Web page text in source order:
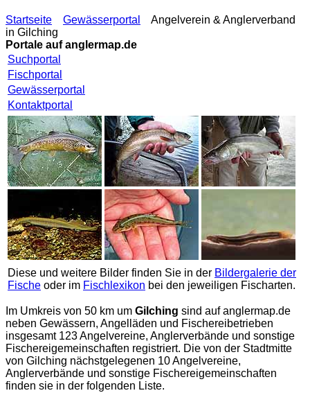
Startseite Gewässerportal
Angelverein & Anglerverband
in Gilching
Portale aufanglermap.de
Suchportal
Fischportal
Gewässerportal
Kontaktportal
Diese und weitere Bilder finden Sie in der Bildergalerie der
Fische oder im Fischlexikon bei den jeweiligen Fischarten.
Im Umkreis von 50 km um Gilching sind aufanglermap.de
neben Gewässern, Angelläden und Fischereibetrieben
insgesamt 123 Angelvereine, Anglerverbände und sonstige
Fischereigemeinschaften registriert. Die von der Stadtmitte
von Gilching nächstgelegenen 10 Angelvereine,
Anglerverbände und sonstige Fischereigemeinschaften
finden sie in der folgenden Liste.